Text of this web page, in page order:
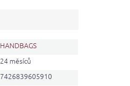
HANDBAGS
24 měsíců
7426839605910